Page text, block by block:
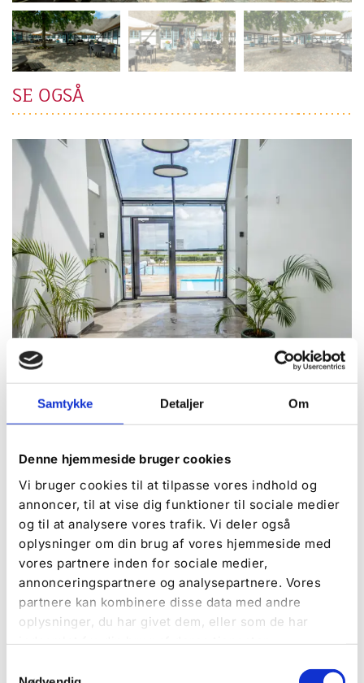
Samtykke Detaljer Om
Denne hjemmeside bruger cookies
Vi bruger cookies til at tilpasse vores indhold og
annoncer, til at vise dig funktioner til sociale medier
og til at analysere vores trafik. Vi deler også
oplysninger om din brug af vores hjemmeside med
vores partnere inden for sociale medier,
annonceringspartnere og analysepartnere. Vores
partnere kan kombinere disse data med andre
oplysninger, du har givet dem, eller som de har
indsamlet fra din brug af deres tjenester.
SE OGSÅ
Faciliteter på campingpladsen
Hos De Hvide Svaner Camping finder du alt, hvad
mange faciliteter og muligheder på pladsen.
Læs mere
Book nu
Vil du gerne prøve campinglivet på vores plads?